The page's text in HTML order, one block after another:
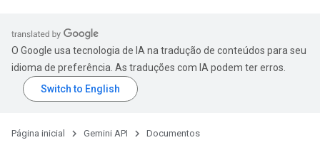
O Google usa tecnologia de IA na tradução de conteúdos para seu
idioma de preferência. As traduções com IA podem ter erros.
Página inicial Gemini API Documentos